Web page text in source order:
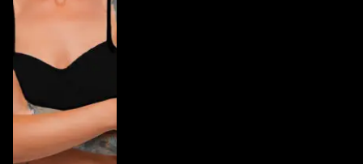
partecipazione al termine del periodo di iscrizione
Accesso illimitato ai contenuti per tutta la durata
dell’abbonamento attivo A chi è rivolta questa masterclass
Artiste PMU che vogliono specializzarsi nella tecnica
eyeliner Professioniste che desiderano migliorare la
qualità del risultato guarito Principianti che vogliono
apprendere da una delle migliori esperte al mondo
Tecniche avanzate che vogliono perfezionare precisione,